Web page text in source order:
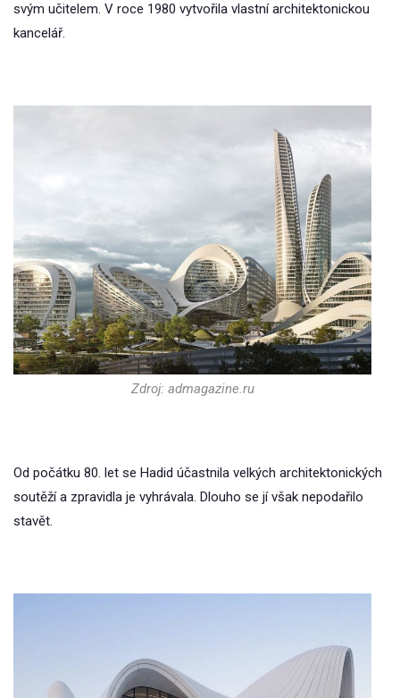
svým učitelem. V roce 1980 vytvořila vlastní architektonickou
kancelář.
Zdroj: admagazine.ru
Od počátku 80. let se Hadid účastnila velkých architektonických
soutěží a zpravidla je vyhrávala. Dlouho se jí však nepodařilo
stavět.